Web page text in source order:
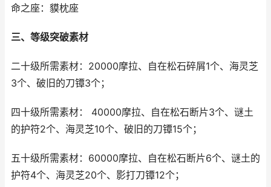
命之座：貘枕座
三、等级突破素材
二十级所需素材：20000摩拉、自在松石碎屑1个、海灵芝
3个、破旧的刀镡3个；
四十级所需素材： 40000摩拉、自在松石断片3个、谜土
的护符2个、海灵芝10个、破旧的刀镡15个；
五十级所需素材：60000摩拉、自在松石断片6个、谜土的
护符4个、海灵芝20个、影打刀镡12个；